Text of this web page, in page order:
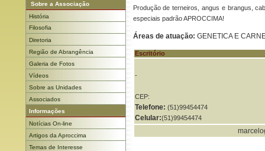
Sobre a Associação
História
Filosofia
Diretoria
Região de Abrangência
Galeria de Fotos
Vídeos
Sobre as Unidades
Associados
Informações
Notícias On-line
Artigos da Aproccima
Temas de Interesse
Produção de terneiros, angus e brangus,
especiais padrão APROCCIMA!
Áreas de atuação: GENETICA E
Escritório
-
CEP:
Telefone: (51)99454474
Celular:(51)99454474